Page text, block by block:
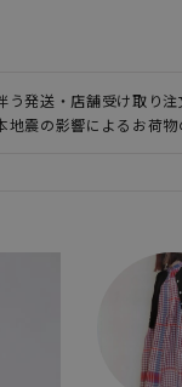
う発送・店舗受け取り
地震の影響によるお荷